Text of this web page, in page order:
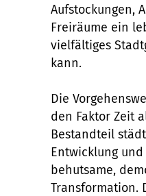
Aufstockungen,
Freiräume ein
vielfältiges
kann.
Die
den Faktor Zeit
Bestandteil
Entwicklung
behutsame,
Transformation.